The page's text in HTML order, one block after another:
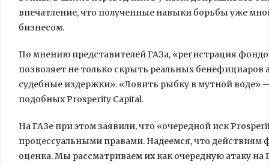
впечатление, что полученные навыки борьбы уже
бизнесом.
По мнению представителей ГАЗа, «регистрация
позволяет не только скрыть реальных
судебные издержки». «Ловить рыбку в мутной воде»
подобных Prosperity Capital.
На ГАЗе при этом заявили, что «очередной иск
процессуальными правами. Надеемся, что действиям
оценка. Мы рассматриваем их как очередную атаку